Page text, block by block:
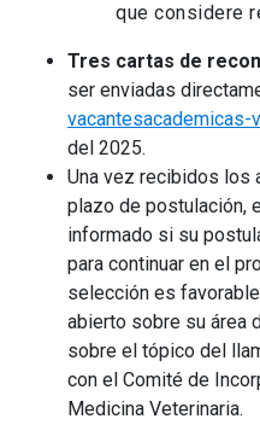
que considere
Tres cartas de
ser enviadas
vacantesacademicas-
del 2025.
Una vez recibidos los
plazo de postulación,
informado si su
para continuar en el
selección es
abierto sobre su área
sobre el tópico del
con el Comité de
Medicina Veterinaria.